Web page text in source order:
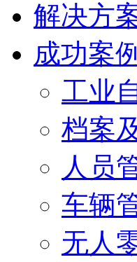
解决方
成功案例
工业
档案
人员
车辆
无人